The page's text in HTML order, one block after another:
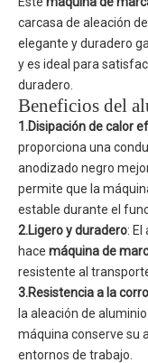
carcasa de aleación
elegante y duradero
y es ideal para
duradero.
Beneficios del
1.Disipación de calor
proporciona una
anodizado negro
permite que la
estable durante el
2.Ligero y duradero:
hace máquina de
resistente al
3.Resistencia a la
la aleación de
máquina conserve su
entornos de trabajo.